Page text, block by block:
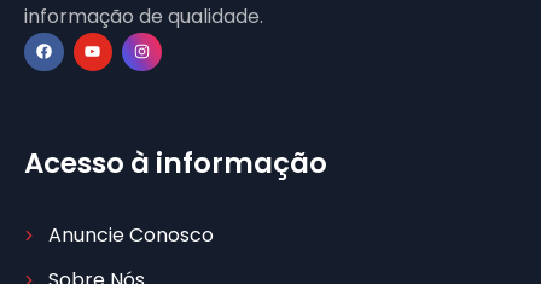
informação de qualidade.
Acesso à informação
Anuncie Conosco